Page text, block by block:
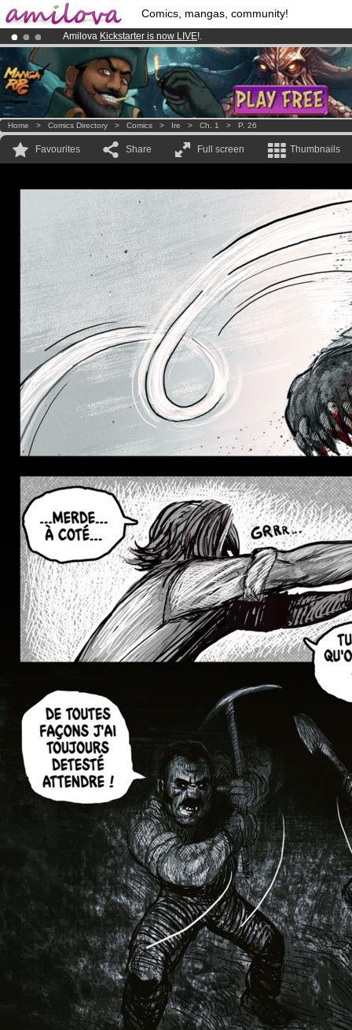
Comics, mangas, community!
Amilova Kickstarter is now LIVE!.
Already 100000membersand 1000comics & mangas!.
Premium membership from3.95 euros per month !Get membership
Home > Comics Directory > Comics > Ire > Ch. 1 > P. 26
Favourites Share Full screen Thumbnails